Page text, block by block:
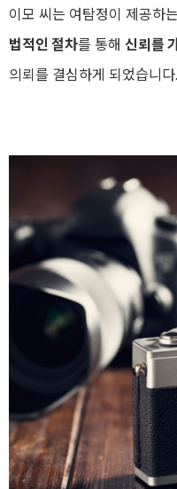
이모 씨는 여탐정이 제공하는
법적인 절차를 통해 신뢰를
의뢰를 결심하게 되었습니다.